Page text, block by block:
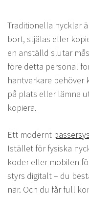
Traditionella nycklar
bort, stjälas eller
en anställd slutar
före detta personal
hantverkare behöver
på plats eller lämna
kopiera.
Ett modernt
Istället för fysiska
koder eller mobilen
styrs digitalt – du
när. Och du får full